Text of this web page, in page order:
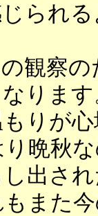
られ
観察の
りま
りが
晩秋
出さ
また